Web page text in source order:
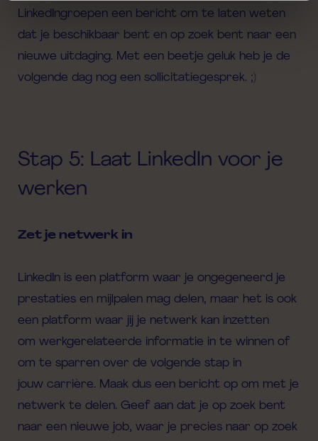
LinkedIngroepen een bericht om te laten weten
dat je beschikbaar bent en op zoek bent naar een
nieuwe uitdaging. Met een beetje geluk heb je de
volgende dag nog een sollicitatiegesprek. ;)
Stap 5: Laat LinkedIn voor je
werken
Zet je netwerk in
LinkedIn is een platform waar je ongegeneerd je
prestaties en mijlpalen mag delen, maar het is ook
een platform waar jij je netwerk kan inzetten
om werkgerelateerde informatie in te winnen of
om te sparren over de volgende stap in
jouw carrière. Maak dus een bericht op om met je
netwerk te delen. Geef aan dat je op zoek bent
naar een nieuwe job, waar je precies naar op zoek